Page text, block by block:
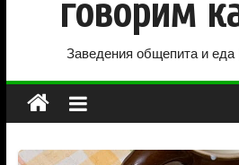
говорим
Заведения общепита и еда